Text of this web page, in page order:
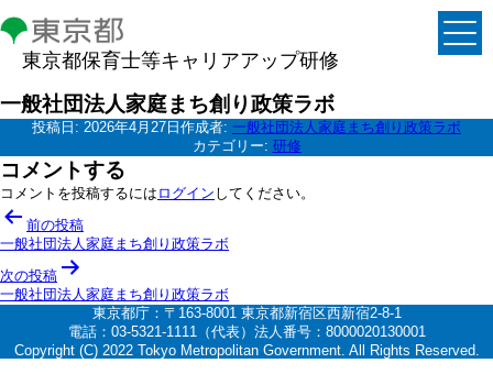
東京都保育士等キャリアアップ研修
一般社団法人家庭まち創り政策ラボ
投稿日: 2026年4月27日 作成者: 一般社団法人家庭まち創り政策ラボ
カテゴリー: 研修
コメントする
コメントを投稿するには ログイン してください。
投
稿
ナ
ビ
ー
前の投稿
一般社団法人家庭まち創り政策ラボ
次の投稿
一般社団法人家庭まち創り政策ラボ
東京都庁：〒163-8001 東京都新宿区西新宿2-8-1
電話：03-5321-1111（代表）法人番号：8000020130001
Copyright (C) 2022 Tokyo Metropolitan Government. All Rights Reserved.